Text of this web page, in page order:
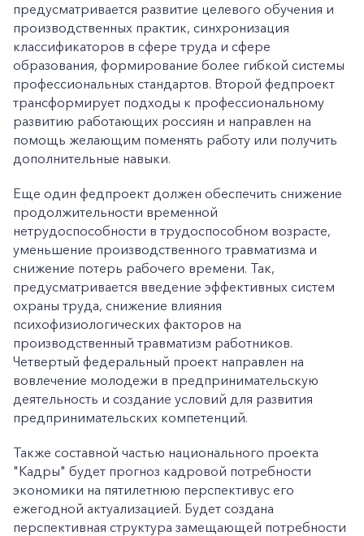
предусматривается развитие целевого обучения и
производственных практик, синхронизация
классификаторов в сфере труда и сфере
образования, формирование более гибкой системы
профессиональных стандартов. Второй федпроект
трансформирует подходы к профессиональному
развитию работающих россиян и направлен на
помощь желающим поменять работу или получить
дополнительные навыки.
Еще один федпроект должен обеспечить снижение
продолжительности временной
нетрудоспособности в трудоспособном возрасте,
уменьшение производственного травматизма и
снижение потерь рабочего времени. Так,
предусматривается введение эффективных систем
охраны труда, снижение влияния
психофизиологических факторов на
производственный травматизм работников.
Четвертый федеральный проект направлен на
вовлечение молодежи в предпринимательскую
деятельность и создание условий для развития
предпринимательских компетенций.
Также составной частью национального проекта
"Кадры" будет прогноз кадровой потребности
экономики на пятилетнюю перспективус его
ежегодной актуализацией. Будет создана
перспективная структура замещающей потребности